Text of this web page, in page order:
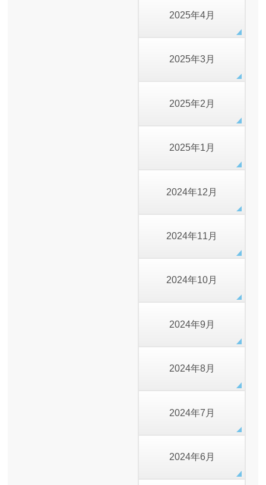
2025年4月
2025年3月
2025年2月
2025年1月
2024年12月
2024年11月
2024年10月
2024年9月
2024年8月
2024年7月
2024年6月